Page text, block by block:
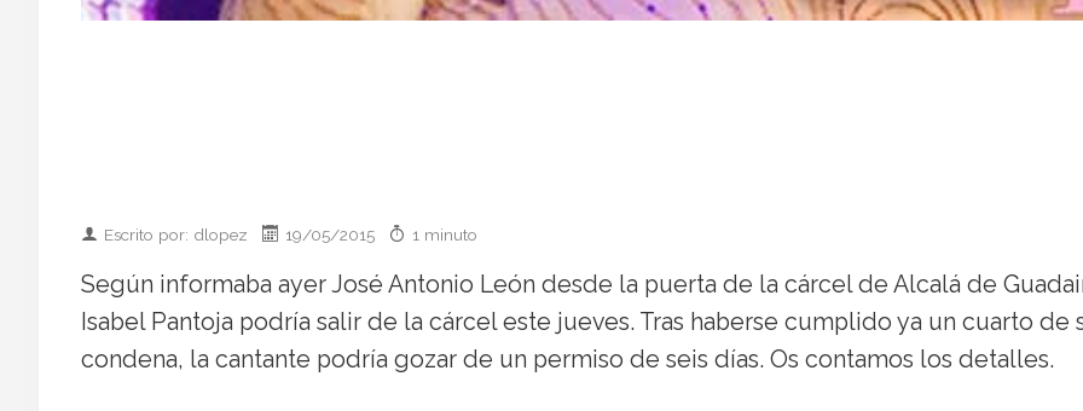
Escrito por: dlopez 19/05/2015 1 minuto
Según informaba ayer José Antonio León desde la puerta de la cárcel de Alcalá de
Isabel Pantoja podría salir de la cárcel este jueves. Tras haberse cumplido ya un cuarto de
condena, la cantante podría gozar de un permiso de seis días. Os contamos los detalles.